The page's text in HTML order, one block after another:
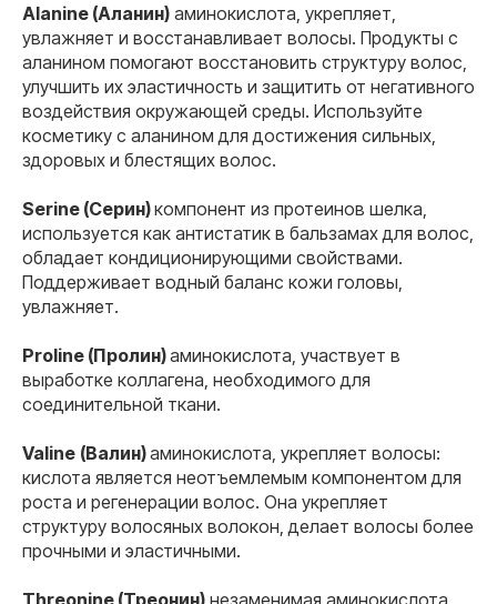
Alanine (Аланин) аминокислота, укрепляет,
увлажняет и восстанавливает волосы. Продукты с
аланином помогают восстановить структуру волос,
улучшить их эластичность и защитить от негативного
воздействия окружающей среды. Используйте
косметику с аланином для достижения сильных,
здоровых и блестящих волос.
Serine (Серин)компонент из протеинов шелка,
используется как антистатик в бальзамах для волос,
обладает кондиционирующими свойствами.
Поддерживает водный баланс кожи головы,
увлажняет.
Proline (Пролин)аминокислота, участвует в
выработке коллагена, необходимого для
соединительной ткани.
Valine (Валин)аминокислота, укрепляет волосы:
кислота является неотъемлемым компонентом для
роста и регенерации волос. Она укрепляет
структуру волосяных волокон, делает волосы более
прочными и эластичными.
Threonine (Треонин) незаменимая аминокислота,